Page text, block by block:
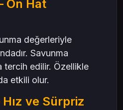
Ön Hat
değerleriyle
Savunma
tercih edilir. Özellikle
etkili olur.
ve Sürpriz